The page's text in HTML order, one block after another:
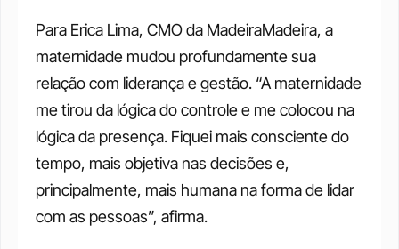
Para Erica Lima, CMO da MadeiraMadeira, a
maternidade mudou profundamente sua
relação com liderança e gestão. “A maternidade
me tirou da lógica do controle e me colocou na
lógica da presença. Fiquei mais consciente do
tempo, mais objetiva nas decisões e,
principalmente, mais humana na forma de lidar
com as pessoas”, afirma.